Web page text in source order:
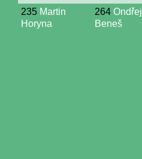
235 Martin
Horyna
264 Ondřej
Beneš